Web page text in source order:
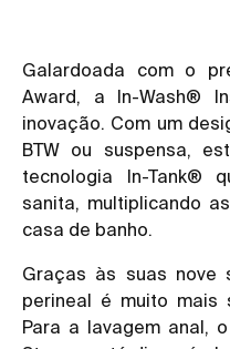
Galardoada com o
Award, a In-Wash®
inovação. Com um
BTW ou suspensa,
tecnologia In-Tank®
sanita, multiplicando
casa de banho.
Graças às suas nove
perineal é muito mais
Para a lavagem anal,